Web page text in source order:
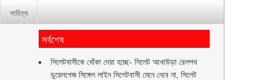
সাহিত্য
সর্বশেষ
‎সিলেটবাসীকে ধোঁকা দেয়া হচ্ছে- সিলেট আখাউড়া রেলপথ
ডুয়েলগেজ সিঙ্গেল লাইন সিলেটবাসী মেনে নেবে না, সিলেট